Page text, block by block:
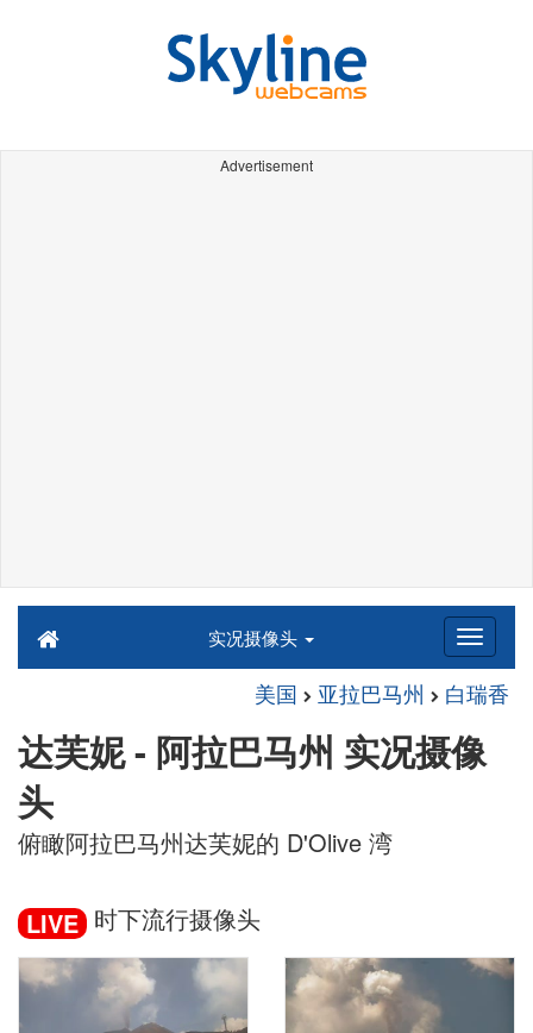
Advertisement
实况摄像头
美国 亚拉巴马州 白瑞香
达芙妮 - 阿拉巴马州 实况摄像
头
俯瞰阿拉巴马州达芙妮的 D'Olive 湾
LIVE 时下流行摄像头